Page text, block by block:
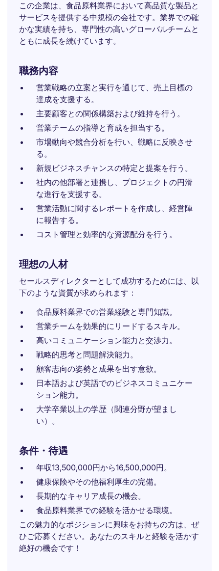
この企業は、食品原料業界において高品質な製品と
サービスを提供する中規模の会社です。業界での確
かな実績を持ち、専門性の高いグローバルチームと
ともに成長を続けています。
職務内容
営業戦略の立案と実行を通じて、売上目標の
達成を支援する。
主要顧客との関係構築および維持を行う。
営業チームの指導と育成を担当する。
市場動向や競合分析を行い、戦略に反映させ
る。
新規ビジネスチャンスの特定と提案を行う。
社内の他部署と連携し、プロジェクトの円滑
な進行を支援する。
営業活動に関するレポートを作成し、経営陣
に報告する。
コスト管理と効率的な資源配分を行う。
理想の人材
セールスディレクターとして成功するためには、以
下のような資質が求められます：
食品原料業界での営業経験と専門知識。
営業チームを効果的にリードするスキル。
高いコミュニケーション能力と交渉力。
戦略的思考と問題解決能力。
顧客志向の姿勢と成果を出す意欲。
日本語および英語でのビジネスコミュニケー
ション能力。
大学卒業以上の学歴（関連分野が望まし
い）。
条件・待遇
年収13,500,000円から16,500,000円。
健康保険やその他福利厚生の完備。
長期的なキャリア成長の機会。
食品原料業界での経験を活かせる環境。
この魅力的なポジションに興味をお持ちの方は、ぜ
ひご応募ください。あなたのスキルと経験を活かす
絶好の機会です！